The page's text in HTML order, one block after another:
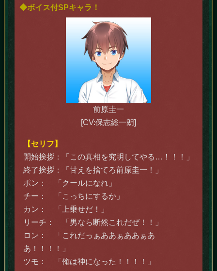
◆ボイス付SPキャラ！
前原圭一
[CV:保志総一朗]
【セリフ】
開始挨拶：「この真相を究明してやる…！！！」
終了挨拶：「甘えを捨てろ前原圭一！」
ポン： 「クールになれ」
チー： 「こっちにするか」
カン： 「上乗せだ！」
リーチ： 「男なら断然これだぜ！！」
ロン： 「これだっぁああぁああぁあ
あ！！！！」
ツモ： 「俺は神になった！！！！」